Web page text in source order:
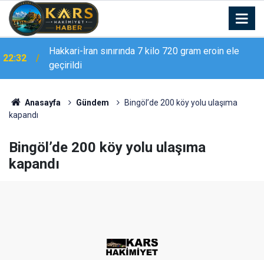
22:32
Hakkari-İran sınırında 7 kilo 720 gram eroin ele
geçirildi
21:02
Erzurum Adliyesi’nde yangın: 2 kişi dumandan
etkilendi
Anasayfa Gündem
Bingöl’de 200 köy yolu ulaşıma
kapandı
Bingöl’de 200 köy yolu ulaşıma
kapandı